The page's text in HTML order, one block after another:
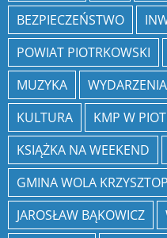
BEZPIECZEŃSTWO
POWIAT PIOTRKOWSKI
MUZYKA
WYDARZENIA
KULTURA
KMP W
KSIĄŻKA NA WEEKEND
GMINA WOLA
JAROSŁAW BĄKOWICZ